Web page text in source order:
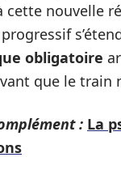
cette nouvelle
obligatoire
que le train
: La